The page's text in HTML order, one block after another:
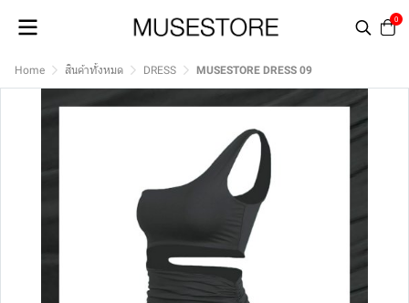
0
Home สินค้าทั้งหมด DRESS MUSESTORE DRESS 09